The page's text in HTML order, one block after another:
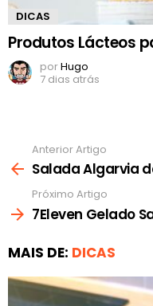
DICAS
Produtos Lácteos
porHugo
7 dias atrás
mais
Anterior Artigo
Salada Algarvia
Próximo Artigo
7Eleven Gelado
MAIS DE: DICAS